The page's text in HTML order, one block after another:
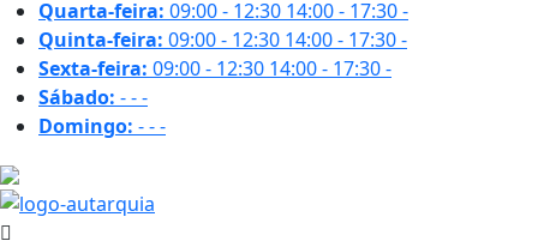
Quarta-feira: 09:00 - 12:30 14:00 - 17:30-
Quinta-feira: 09:00 - 12:30 14:00 - 17:30-
Sexta-feira: 09:00 - 12:30 14:00 - 17:30-
Sábado: ---
Domingo: ---